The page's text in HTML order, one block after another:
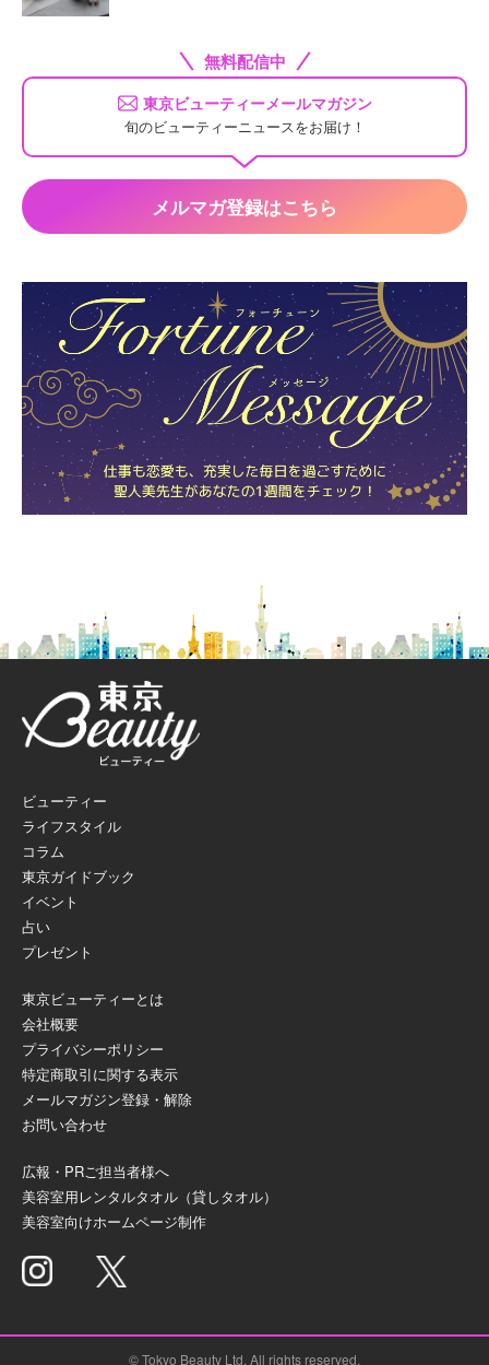
無料配信中
東京ビューティーメールマガジン
旬のビューティーニュースをお届け！
メルマガ登録はこちら
ビューティー
ライフスタイル
コラム
東京ガイドブック
イベント
占い
プレゼント
東京ビューティーとは
会社概要
プライバシーポリシー
特定商取引に関する表示
メールマガジン登録・解除
お問い合わせ
広報・PRご担当者様へ
美容室用レンタルタオル（貸しタオル）
美容室向けホームページ制作
© Tokyo Beauty Ltd. All rights reserved.